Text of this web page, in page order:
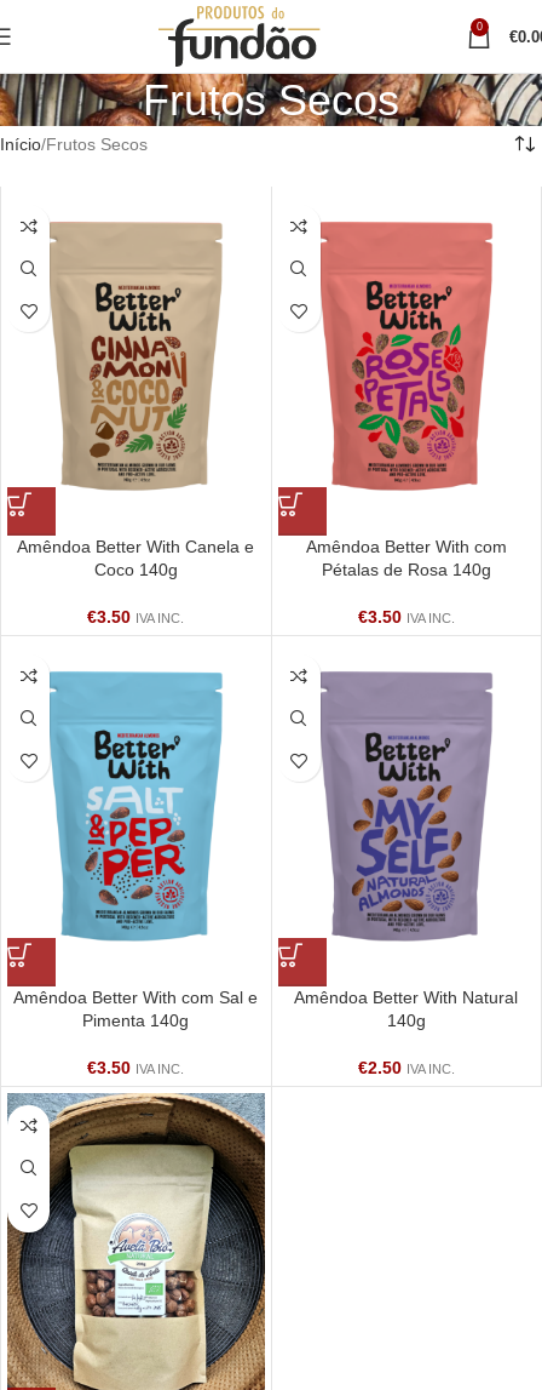
0
€
Frutos Secos
Início Frutos Secos
Amêndoa Better With Canela e
Coco 140g
€3.50 IVA INC.
Amêndoa Better With com
Pétalas de Rosa 140g
€3.50 IVA INC.
Amêndoa Better With com Sal e
Pimenta 140g
€3.50 IVA INC.
Amêndoa Better With Natural
140g
€2.50 IVA INC.